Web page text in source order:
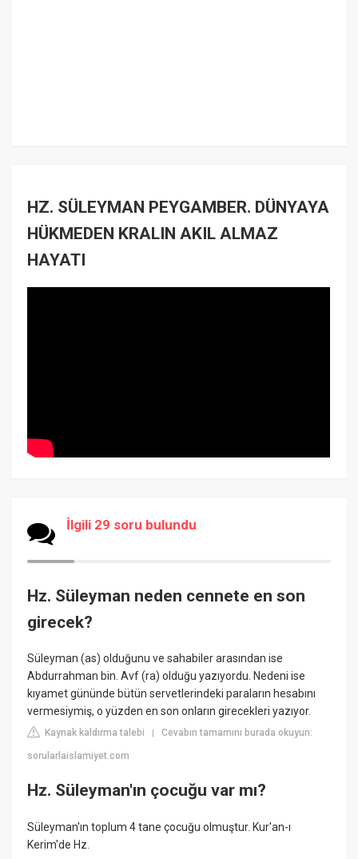
HZ. SÜLEYMAN PEYGAMBER. DÜNYAYA
HÜKMEDEN KRALIN AKIL ALMAZ
HAYATI
İlgili 29 soru bulundu
Hz. Süleyman neden cennete en son
girecek?
Süleyman (as) olduğunu ve sahabiler arasından ise
Abdurrahman bin. Avf (ra) olduğu yazıyordu. Nedeni ise
kıyamet gününde bütün servetlerindeki paraların hesabını
vermesiymiş, o yüzden en son onların girecekleri yazıyor.
Kaynak kaldırma talebi |Cevabın tamamını burada okuyun:
sorularlaislamiyet.com
Hz. Süleyman'ın çocuğu var mı?
Süleyman'ın toplum 4 tane çocuğu olmuştur. Kur'an-ı
Kerim'de Hz.